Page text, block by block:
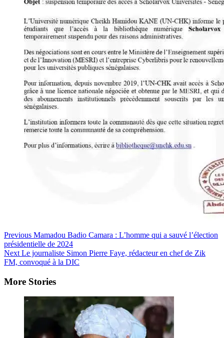
Post
Navigation
Previous Mamadou Badio Camara : L’homme qui a sauvé l’élection
présidentielle de 2024
Next Le journaliste Simon Pierre Faye, rédacteur en chef de Zik
FM, convoqué à la DIC
More Stories